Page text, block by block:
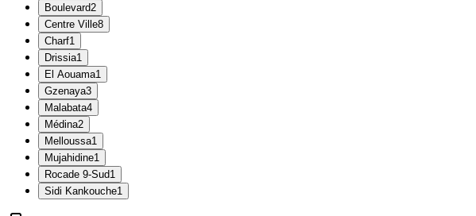
Boulevard2
Centre Ville8
Charf1
Drissia1
El Aouama1
Gzenaya3
Malabata4
Médina2
Melloussa1
Mujahidine1
Rocade 9-Sud1
Sidi Kankouche1